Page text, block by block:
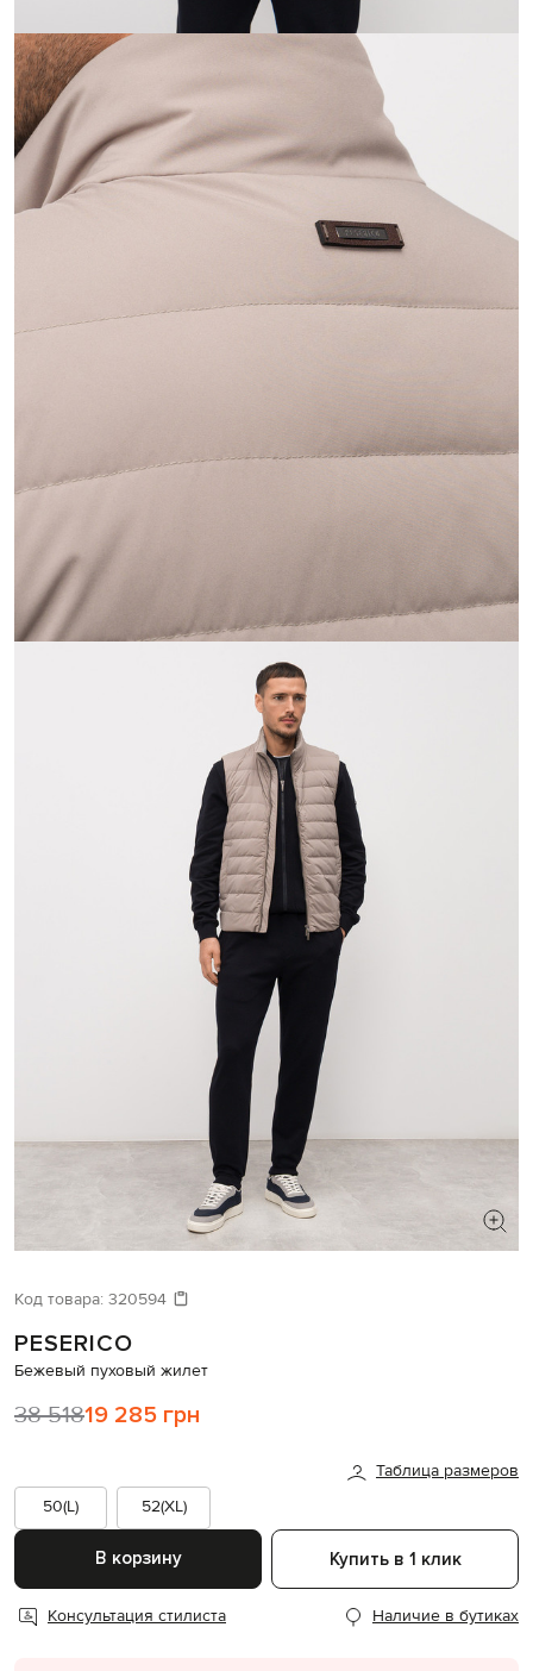
Давайте подберем что-то еще
Похожие товары
Код товара: 320594
PESERICO
Бежевый пуховый жилет
38 51819 285 грн
Таблица размеров
50(L)
52(XL)
В корзину Купить в 1 клик
Консультация стилиста Наличие в бутиках